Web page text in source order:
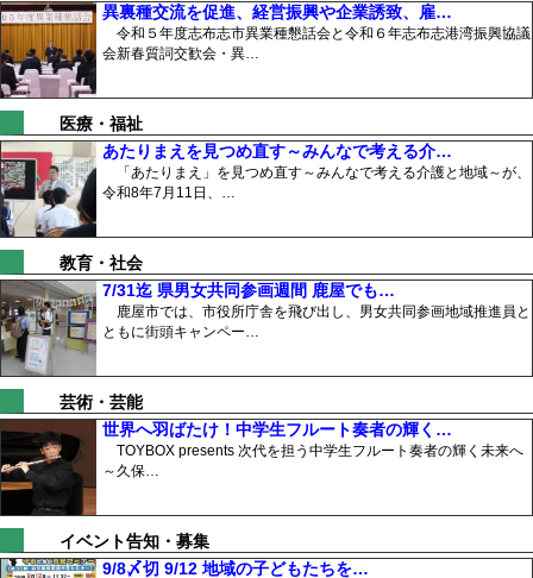
異裏種交流を促進、経営振興や企業誘致、雇…
令和５年度志布志市異業種懇話会と令和６年志布志港湾振興協議
会新春質詞交歓会・異…
医療・福祉
あたりまえを見つめ直す～みんなで考える介…
「あたりまえ」を見つめ直す～みんなで考える介護と地域～が、
令和8年7月11日、…
教育・社会
7/31迄 県男女共同参画週間 鹿屋でも…
鹿屋市では、市役所庁舎を飛び出し、男女共同参画地域推進員と
ともに街頭キャンペー…
芸術・芸能
世界へ羽ばたけ！中学生フルート奏者の輝く…
TOYBOX presents 次代を担う中学生フルート奏者の輝く未来へ
～久保…
イベント告知・募集
9/8〆切 9/12 地域の子どもたちを…